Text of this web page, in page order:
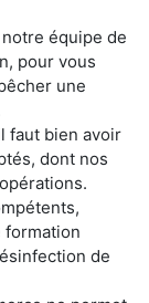
équipe de
pour vous
une
faut bien avoir
dont nos
formation
de